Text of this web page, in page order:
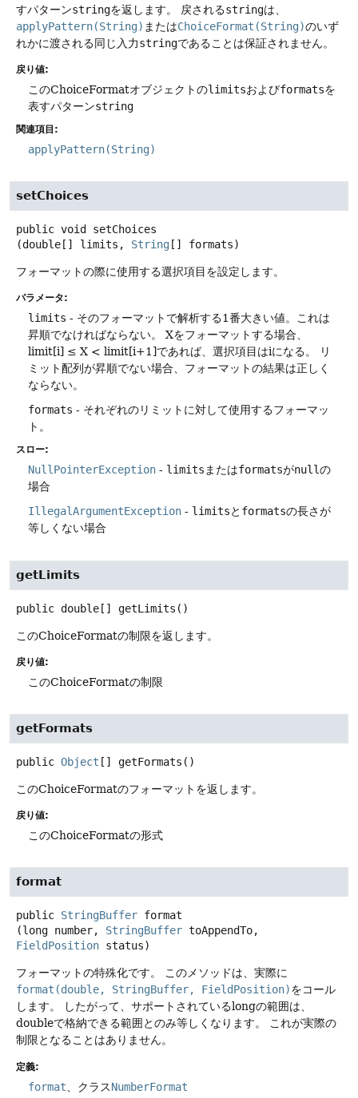
すパターンstringを返します。 戻されるstringは、
applyPattern(String) またはChoiceFormat(String)のいず
れかに渡される同じ入力stringであることは保証されません。
戻り値:
このChoiceFormatオブジェクトのlimitsおよびformatsを
表すパターンstring
関連項目:
applyPattern(String)
setChoices
public void
setChoices
(double[] limits, String [] formats)
フォーマットの際に使用する選択項目を設定します。
パラメータ:
limits - そのフォーマットで解析する1番大きい値。これは
昇順でなければならない。
Xをフォーマットする場合、
limit[i] ≤ X < limit[i+1]であれば、選択項目はiになる。
リ
ミット配列が昇順でない場合、フォーマットの結果は正しく
ならない。
formats - それぞれのリミットに対して使用するフォーマッ
ト。
スロー:
NullPointerException - limitsまたはformatsがnullの
場合
IllegalArgumentException - limitsと formatsの長さが
等しくない場合
getLimits
public double[] getLimits ()
このChoiceFormatの制限を返します。
戻り値:
このChoiceFormatの制限
getFormats
public Object [] getFormats ()
このChoiceFormatのフォーマットを返します。
戻り値:
このChoiceFormatの形式
format
public StringBuffer format
(long number, StringBuffer
FieldPosition status)
フォーマットの特殊化です。
このメソッドは、実際に
format(double, StringBuffer, FieldPosition)をコール
します。
したがって、サポートされているlongの範囲は、
doubleで格納できる範囲とのみ等しくなります。
これが実際の
制限となることはありません。
定義:
format 、クラスNumberFormat